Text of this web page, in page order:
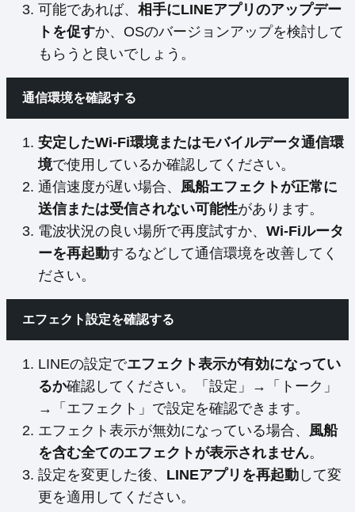
可能であれば、 相手にLINEアプリのアップデー
トを促すか、OSのバージョンアップを検討して
もらうと良いでしょう。
通信環境を確認する
安定したWi-Fi環境またはモバイルデータ通信環
境で使用しているか確認してください。
通信速度が遅い場合、 風船エフェクトが正常に
送信または受信されない可能性があります。
電波状況の良い場所で再度試すか、 Wi-Fiルータ
ーを再起動するなどして通信環境を改善してく
ださい。
エフェクト設定を確認する
LINEの設定でエフェクト表示が有効になってい
るか確認してください。「設定」→「トーク」
→「エフェクト」で設定を確認できます。
エフェクト表示が無効になっている場合、 風船
を含む全てのエフェクトが表示されません。
設定を変更した後、 LINEアプリを再起動 して変
更を適用してください。